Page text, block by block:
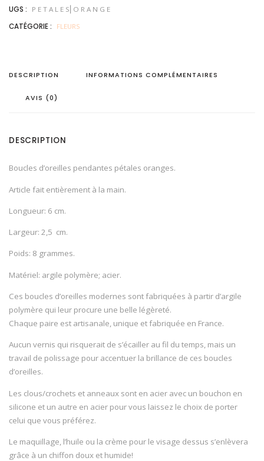
UGS : P E T A L E S⎜O R A N G E
CATÉGORIE : FLEURS
DESCRIPTION INFORMATIONS COMPLÉMENTAIRES
AVIS (0)
DESCRIPTION
Boucles d’oreilles pendantes pétales oranges.
Article fait entièrement à la main.
Longueur: 6 cm.
Largeur: 2,5 cm.
Poids: 8 grammes.
Matériel: argile polymère; acier.
Ces boucles d’oreilles modernes sont fabriquées à partir d’argile
polymère qui leur procure une belle légèreté.
Chaque paire est artisanale, unique et fabriquée en France.
Aucun vernis qui risquerait de s’écailler au fil du temps, mais un
travail de polissage pour accentuer la brillance de ces boucles
d’oreilles.
Les clous/crochets et anneaux sont en acier avec un bouchon en
silicone et un autre en acier pour vous laissez le choix de porter
celui que vous préférez.
Le maquillage, l’huile ou la crème pour le visage dessus s’enlèvera
grâce à un chiffon doux et humide!